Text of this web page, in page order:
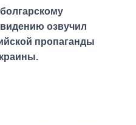
озвучил
пропаганды